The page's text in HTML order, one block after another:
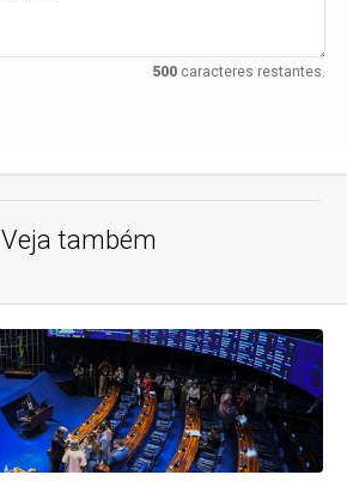
500caracteres restantes.
Veja também